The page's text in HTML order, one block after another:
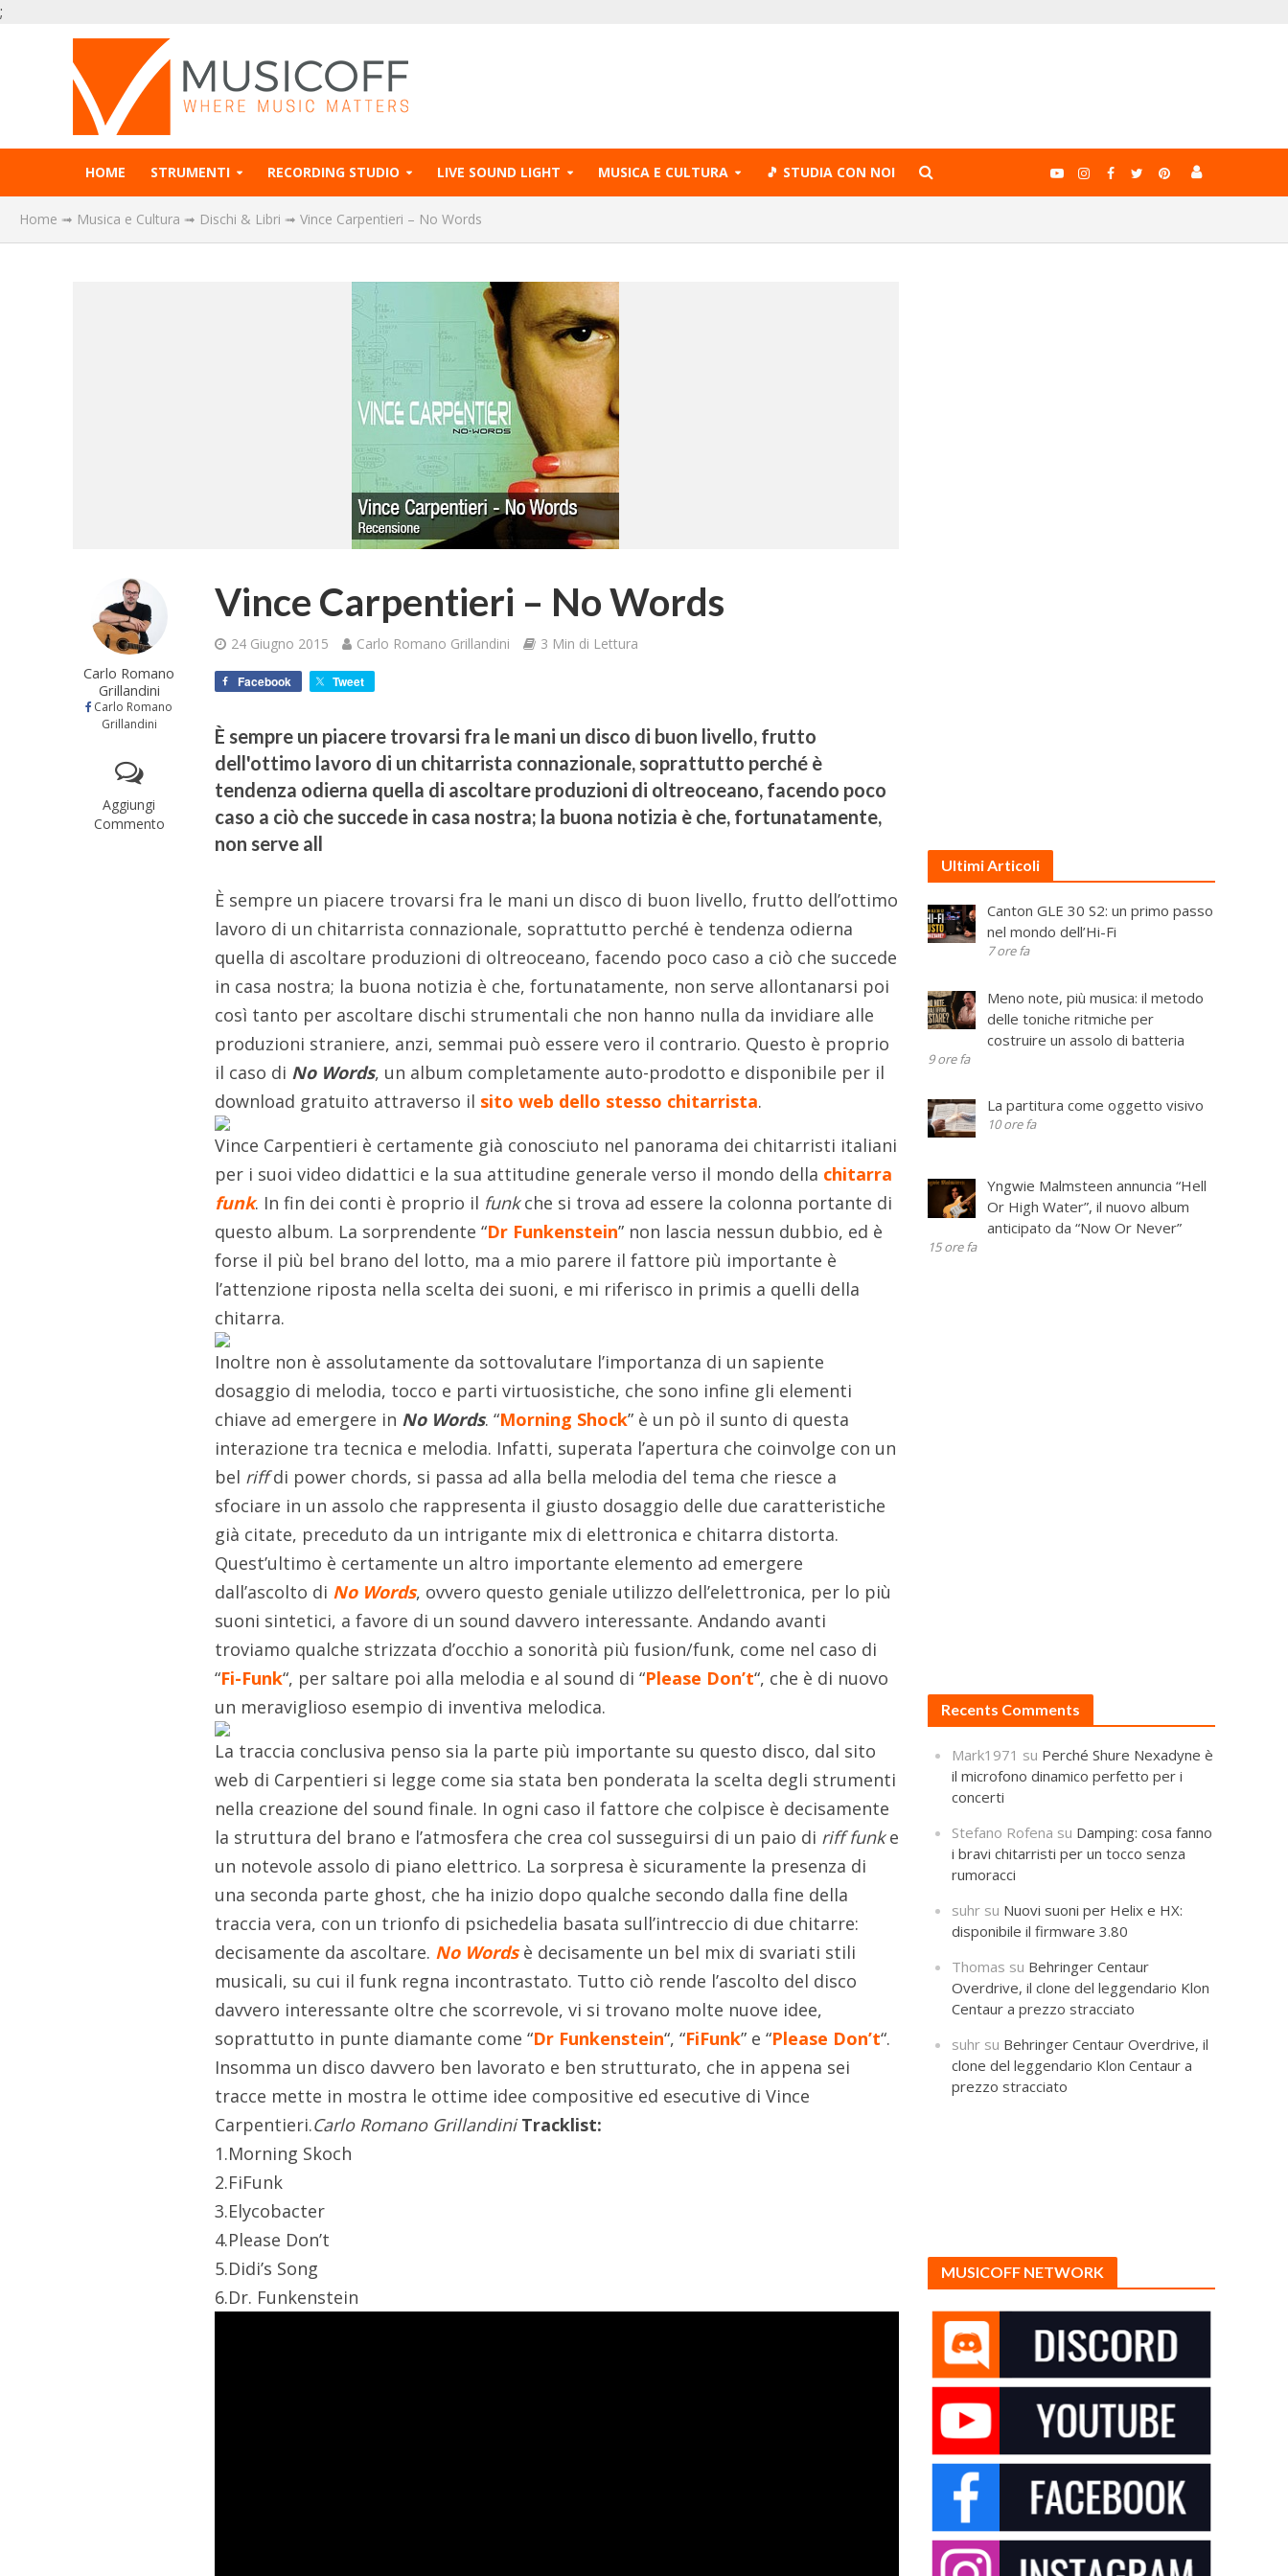
;
HOME STRUMENTI RECORDING STUDIO LIVE SOUND LIGHT MUSICA E CULTURA 🎵 STUDIA CON NOI
Home ➟ Musica e Cultura ➟ Dischi & Libri ➟ Vince Carpentieri – No Words
Carlo Romano
Grillandini
Carlo Romano
Grillandini
Aggiungi
Commento
Vince Carpentieri – No Words
24 Giugno 2015 Carlo Romano Grillandini 3 Min di Lettura
Facebook Tweet
È sempre un piacere trovarsi fra le mani un disco di buon livello, frutto
dell'ottimo lavoro di un chitarrista connazionale, soprattutto perché è
tendenza odierna quella di ascoltare produzioni di oltreoceano, facendo poco
caso a ciò che succede in casa nostra; la buona notizia è che, fortunatamente,
non serve all
È sempre un piacere trovarsi fra le mani un disco di buon livello, frutto dell’ottimo
lavoro di un chitarrista connazionale, soprattutto perché è tendenza odierna
quella di ascoltare produzioni di oltreoceano, facendo poco caso a ciò che succede
in casa nostra; la buona notizia è che, fortunatamente, non serve allontanarsi poi
così tanto per ascoltare dischi strumentali che non hanno nulla da invidiare alle
produzioni straniere, anzi, semmai può essere vero il contrario. Questo è proprio
il caso di No Words, un album completamente auto-prodotto e disponibile per il
download gratuito attraverso il sito web dello stesso chitarrista.
Vince Carpentieri è certamente già conosciuto nel panorama dei chitarristi italiani
per i suoi video didattici e la sua attitudine generale verso il mondo della chitarra
funk. In fin dei conti è proprio il funkche si trova ad essere la colonna portante di
questo album. La sorprendente “Dr Funkenstein” non lascia nessun dubbio, ed è
forse il più bel brano del lotto, ma a mio parere il fattore più importante è
l’attenzione riposta nella scelta dei suoni, e mi riferisco in primis a quelli della
chitarra.
Inoltre non è assolutamente da sottovalutare l’importanza di un sapiente
dosaggio di melodia, tocco e parti virtuosistiche, che sono infine gli elementi
chiave ad emergere in No Words. “Morning Shock” è un pò il sunto di questa
interazione tra tecnica e melodia. Infatti, superata l’apertura che coinvolge con un
bel riffdi power chords, si passa ad alla bella melodia del tema che riesce a
sfociare in un assolo che rappresenta il giusto dosaggio delle due caratteristiche
già citate, preceduto da un intrigante mix di elettronica e chitarra distorta.
Quest’ultimo è certamente un altro importante elemento ad emergere
dall’ascolto di No Words, ovvero questo geniale utilizzo dell’elettronica, per lo più
suoni sintetici, a favore di un sound davvero interessante. Andando avanti
troviamo qualche strizzata d’occhio a sonorità più fusion/funk, come nel caso di
“Fi-Funk“, per saltare poi alla melodia e al sound di “Please Don’t“, che è di nuovo
un meraviglioso esempio di inventiva melodica.
La traccia conclusiva penso sia la parte più importante su questo disco, dal sito
web di Carpentieri si legge come sia stata ben ponderata la scelta degli strumenti
nella creazione del sound finale. In ogni caso il fattore che colpisce è decisamente
la struttura del brano e l’atmosfera che crea col susseguirsi di un paio di riff funke
un notevole assolo di piano elettrico. La sorpresa è sicuramente la presenza di
una seconda parte ghost, che ha inizio dopo qualche secondo dalla fine della
traccia vera, con un trionfo di psichedelia basata sull’intreccio di due chitarre:
decisamente da ascoltare. No Wordsè decisamente un bel mix di svariati stili
musicali, su cui il funk regna incontrastato. Tutto ciò rende l’ascolto del disco
davvero interessante oltre che scorrevole, vi si trovano molte nuove idee,
soprattutto in punte diamante come “Dr Funkenstein“, “FiFunk” e “Please Don’t“.
Insomma un disco davvero ben lavorato e ben strutturato, che in appena sei
tracce mette in mostra le ottime idee compositive ed esecutive di Vince
Carpentieri.Carlo Romano Grillandini Tracklist:
1.Morning Skoch
2.FiFunk
3.Elycobacter
4.Please Don’t
5.Didi’s Song
6.Dr. Funkenstein
Ultimi Articoli
Canton GLE 30 S2: un primo passo
nel mondo dell’Hi-Fi
7 ore fa
Meno note, più musica: il metodo
delle toniche ritmiche per
costruire un assolo di batteria
9 ore fa
La partitura come oggetto visivo
10 ore fa
Yngwie Malmsteen annuncia “Hell
Or High Water”, il nuovo album
anticipato da “Now Or Never”
15 ore fa
Recents Comments
Mark1971 su Perché Shure Nexadyne è
il microfono dinamico perfetto per i
concerti
Stefano Rofena su Damping: cosa fanno
i bravi chitarristi per un tocco senza
rumoracci
suhr su Nuovi suoni per Helix e HX:
disponibile il firmware 3.80
Thomas su Behringer Centaur
Overdrive, il clone del leggendario Klon
Centaur a prezzo stracciato
suhr su Behringer Centaur Overdrive, il
clone del leggendario Klon Centaur a
prezzo stracciato
MUSICOFF NETWORK